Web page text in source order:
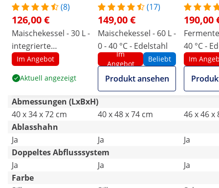
(8)
126,00 €
Maischekessel - 30 L -
integrierte
Kühlspirale
Im Angebot
Aktuell angezeigt
(17)
149,00 €
Maischekessel - 60 L -
0 - 40 °C - Edelstahl
Im
Angebot
Beliebt
Produkt ansehen
190,00
40 °C -
Im
Abmessungen (LxBxH)
40 x 34 x 72 cm
40 x 48 x 74 cm
46 x 46 x
Ablasshahn
Ja
Ja
Ja
Doppeltes Abflusssystem
Ja
Ja
Ja
Farbe